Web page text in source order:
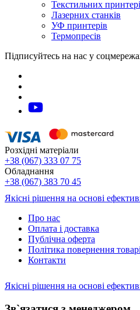
Текстильних
Лазерних станків
УФ принтерів
Термопресів
Підписуйтесь на нас у
Розхідні матеріали
+38 (067) 333 07 75
Обладнання
+38 (067) 383 70 45
Якісні рішення на основі
Про нас
Оплата і доставка
Публічна оферта
Політика повернення
Контакти
Якісні рішення на основі